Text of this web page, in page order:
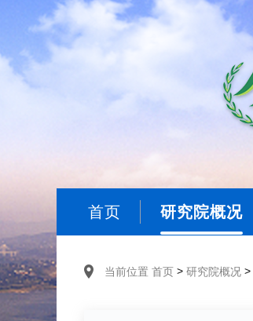
首页 研究院概况
当前位置 首页 > 研究院概况 >